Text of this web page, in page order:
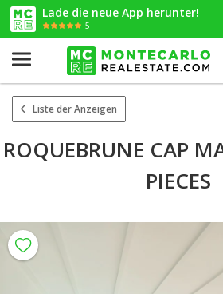
Lade die neue App herunter!
5
Liste der Anzeigen
ROQUEBRUNE CAP
PIECES